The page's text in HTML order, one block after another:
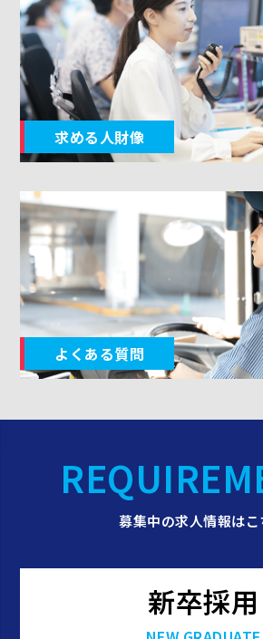
求める人財像
よくある質問
募集中の求人情報はこ
新卒採用